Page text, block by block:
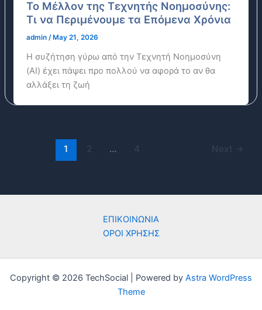
Το Μέλλον της Τεχνητής Νοημοσύνης:
Τι να Περιμένουμε τα Επόμενα Χρόνια
admin/ May 21, 2026
Η συζήτηση γύρω από την Τεχνητή Νοημοσύνη
(AI) έχει πάψει προ πολλού να αφορά το αν θα
αλλάξει τη ζωή
1 2 … 4 Next →
ΕΠΙΚΟΙΝΩΝΙΑ
ΟΡΟΙ ΧΡΗΣΗΣ
Copyright © 2026 TechSocial | Powered by Astra WordPress
Theme